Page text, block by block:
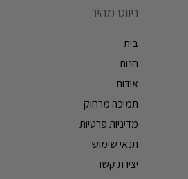
ניווט מהיר
בית
חנות
אודות
תמיכה מרחוק
מדיניות פרטיות
תנאי שימוש
יצירת קשר